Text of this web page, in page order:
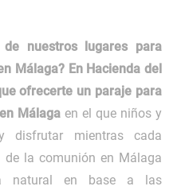
nuestros lugares para
Málaga? En Hacienda del
ofrecerte un paraje para
Málaga en el que niños y
disfrutar mientras cada
la comunión en Málaga
natural en base a las